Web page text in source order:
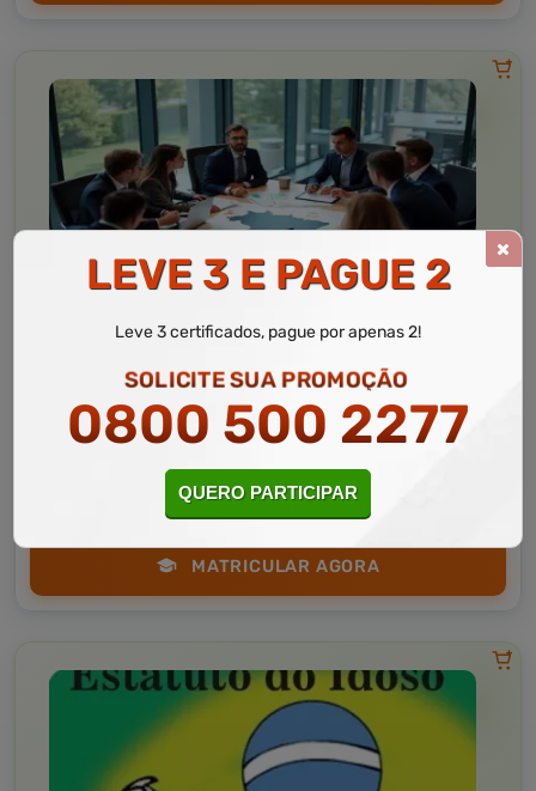
Gestão de Políticas Públicas e Processos
Administrativos
Curso Livre
CURSO ON-LINE
MATRICULAR AGORA
LEVE 3 E PAGUE 2
Leve 3 certificados, pague por apenas 2!
SOLICITE SUA PROMOÇÃO
0800 500 2277
QUERO PARTICIPAR